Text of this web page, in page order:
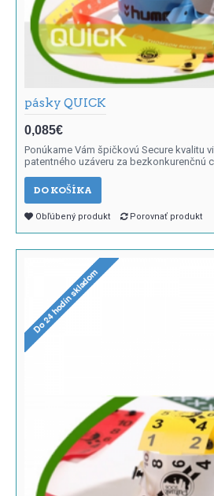
pásky QUICK
0,085€
Ponúkame Vám špičkovú Secure kvalitu
patentného uzáveru za bezkonkurenčnú
DO KOŠÍKA
Obľúbený produkt Porovnať produkt